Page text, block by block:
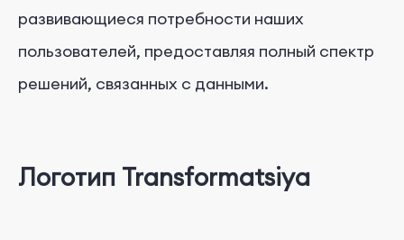
развивающиеся потребности наших
пользователей, предоставляя полный спектр
решений, связанных с данными.
Логотип Transformatsiya